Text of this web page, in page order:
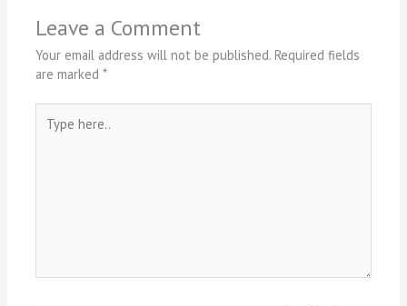
Leave a Comment
Your email address will not be published. Required fields
are marked*
here..